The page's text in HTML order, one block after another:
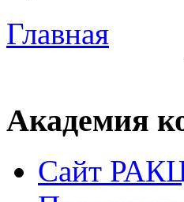
Главная
Академия
Сайт